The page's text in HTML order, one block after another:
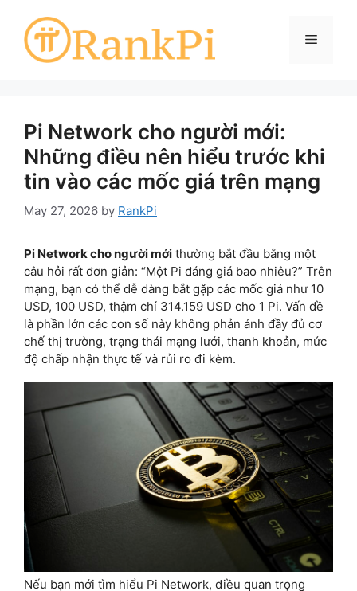
content
Menu
Pi Network cho người mới:
Những điều nên hiểu trước khi
tin vào các mốc giá trên mạng
May 27, 2026 by RankPi
Pi Network cho người mới thường bắt đầu bằng một
câu hỏi rất đơn giản: “Một Pi đáng giá bao nhiêu?” Trên
mạng, bạn có thể dễ dàng bắt gặp các mốc giá như 10
USD, 100 USD, thậm chí 314.159 USD cho 1 Pi. Vấn đề
là phần lớn các con số này không phản ánh đầy đủ cơ
chế thị trường, trạng thái mạng lưới, thanh khoản, mức
độ chấp nhận thực tế và rủi ro đi kèm.
Nếu bạn mới tìm hiểu Pi Network, điều quan trọng